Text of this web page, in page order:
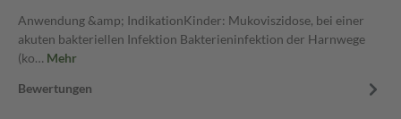
Anwendung &amp; IndikationKinder: Mukoviszidose, bei einer
akuten bakteriellen Infektion Bakterieninfektion der Harnwege
(ko… Mehr
Bewertungen